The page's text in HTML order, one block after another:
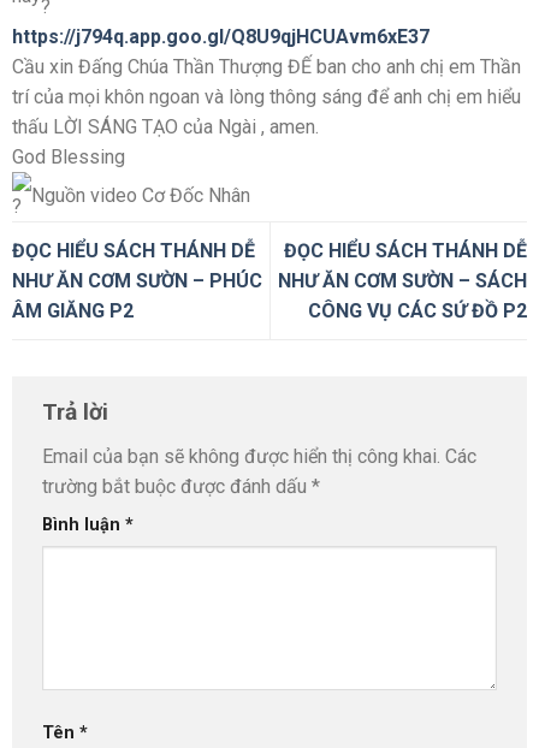
https://j794q.app.goo.gl/Q8U9qjHCUAvm6xE37
Cầu xin Đấng Chúa Thần Thượng ĐẾ ban cho anh chị em Thần
trí của mọi khôn ngoan và lòng thông sáng để anh chị em hiểu
thấu LỜI SÁNG TẠO của Ngài , amen.
God Blessing
Nguồn video Cơ Đốc Nhân
ĐỌC HIỂU SÁCH THÁNH DỄ
NHƯ ĂN CƠM SƯỜN – PHÚC
ÂM GIĂNG P2
ĐỌC HIỂU SÁCH THÁNH DỄ
NHƯ ĂN CƠM SƯỜN – SÁCH
CÔNG VỤ CÁC SỨ ĐỒ P2
Trả lời
Email của bạn sẽ không được hiển thị công khai. Các
trường bắt buộc được đánh dấu *
Bình luận *
Tên *